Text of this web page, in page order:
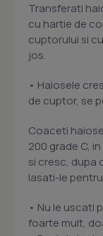
Transferati
cu hartie de
cuptorului si
jos.
• Haiosele
de cuptor, se
Coaceti
200 grade C,
si cresc, dupa
lasati-le
• Nu le uscati
foarte mult,